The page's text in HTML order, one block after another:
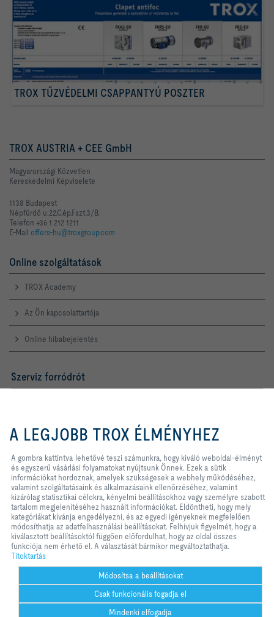
TROX TŰZVÉDELMI CSAPPANTYÚ POSZTER
TROX AUSTRIA + CEE GmbH
Magyarországi Közvetlen
Kereskedelmi Képviselete
1138 Budapest
Népfürdő u.22.C.ép.Fszt.3/B.
Telefon +36 1 212 1211
E-Mail offers-hu@troxgroup.com
Online szolgáltatások
TROX Academy
Az Ön kapcsolattartója
Online hibabejelentés
Szerviz forródrót
Telefon +36 1 212 1211
A TROX A KÖZÖSSÉGI MÉDIÁBAN
Kezdőlap Kapcsolat Impresszum
Szállítási és fizetési feltételek
Titoktartás
számunkra, hogy kiváló weboldal-
élményt és egyszerű vásárlási
Ezek a sütik információkat
hordoznak, amelyek szükségesek a
webhely működéséhez, valamint
szolgáltatásaink és alkalmazásaink
ellenőrzéséhez, valamint kizárólag
statisztikai célokra, kényelmi
beállításokhoz vagy személyre
szabott tartalom megjelenítéséhez
használt információkat. Eldöntheti,
hogy mely kategóriákat kívánja
igényeknek megfelelően
módosíthatja az adatfelhasználási
beállításokat. Felhívjuk figyelmét,
hogy a kiválasztott beállításoktól
függően előfordulhat, hogy az oldal
összes funkciója nem érhető el. A
A LEGJOBB TROX ÉLMÉNYHEZ
A gombra kattintva lehetővé teszi számunkra, hogy kiváló weboldal-élményt
és egyszerű vásárlási folyamatokat nyújtsunk Önnek. Ezek a sütik
információkat hordoznak, amelyek szükségesek a webhely működéséhez,
valamint szolgáltatásaink és alkalmazásaink ellenőrzéséhez, valamint
kizárólag statisztikai célokra, kényelmi beállításokhoz vagy személyre szabott
tartalom megjelenítéséhez használt információkat. Eldöntheti, hogy mely
kategóriákat kívánja engedélyezni, és az egyedi igényeknek megfelelően
módosíthatja az adatfelhasználási beállításokat. Felhívjuk figyelmét, hogy a
kiválasztott beállításoktól függően előfordulhat, hogy az oldal összes
funkciója nem érhető el. A választását bármikor megváltoztathatja.
Titoktartás
Módosítsa a beállításokat
Csak funkcionális fogadja el
Mindenki elfogadja